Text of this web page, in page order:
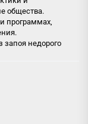
общества.
программах,
запоя недорого